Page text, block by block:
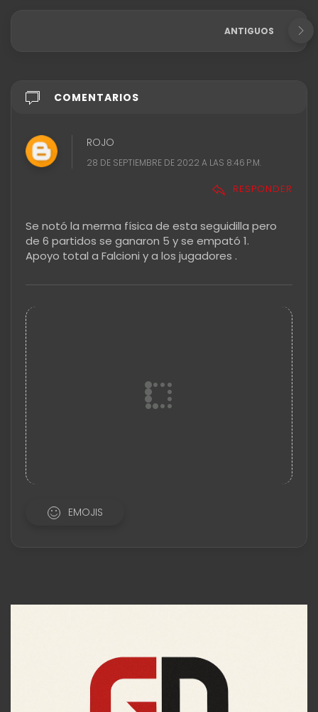
ANTIGUOS
COMENTARIOS
ROJO
28 DE SEPTIEMBRE DE 2022 A LAS 8:46 P.M.
RESPONDER
Se notó la merma física de esta seguidilla pero
de 6 partidos se ganaron 5 y se empató 1.
Apoyo total a Falcioni y a los jugadores .
EMOJIS